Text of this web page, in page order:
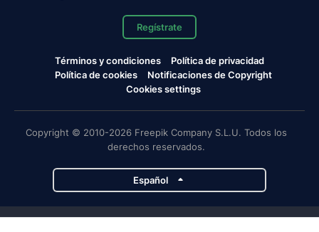
Regístrate
Términos y condiciones
Política de privacidad
Política de cookies
Notificaciones de Copyright
Cookies settings
Copyright © 2010-2026 Freepik Company S.L.U. Todos los
derechos reservados.
Español